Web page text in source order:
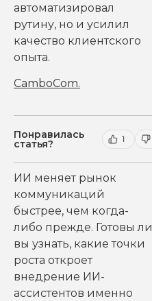
автоматизировал
рутину, но и усилил
качество клиентского
опыта.
CamboCom.
Понравилась
статья? 1
ИИ меняет рынок
коммуникаций
быстрее, чем когда-
либо прежде. Готовы ли
вы узнать, какие точки
роста откроет
внедрение ИИ-
ассистентов именно